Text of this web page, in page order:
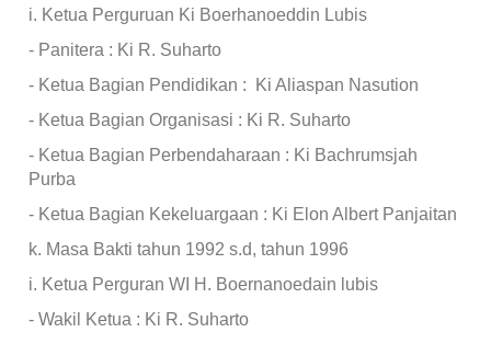
i. Ketua Perguruan Ki Boerhanoeddin Lubis
- Panitera : Ki R. Suharto
- Ketua Bagian Pendidikan : Ki Aliaspan Nasution
- Ketua Bagian Organisasi : Ki R. Suharto
- Ketua Bagian Perbendaharaan : Ki Bachrumsjah
Purba
- Ketua Bagian Kekeluargaan : Ki Elon Albert Panjaitan
k. Masa Bakti tahun 1992 s.d, tahun 1996
i. Ketua Perguran WI H. Boernanoedain lubis
- Wakil Ketua : Ki R. Suharto